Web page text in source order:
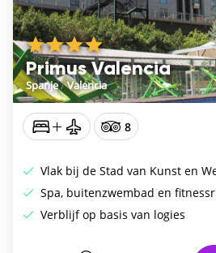
Primus Valencia
Spanje/Valencia
8
Vlak bij de Stad van Kunst en
Spa, buitenzwembad en
Verblijf op basis van logies